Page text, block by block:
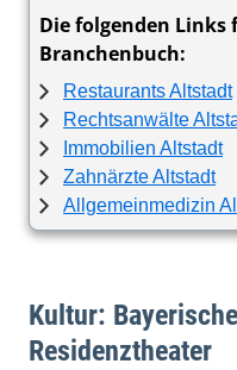
Die folgenden
Branchenbuch:
Restaurants Altstadt
Rechtsanwälte
Immobilien Altstadt
Zahnärzte Altstadt
Allgemeinmedizin
Kultur:
Residenztheater